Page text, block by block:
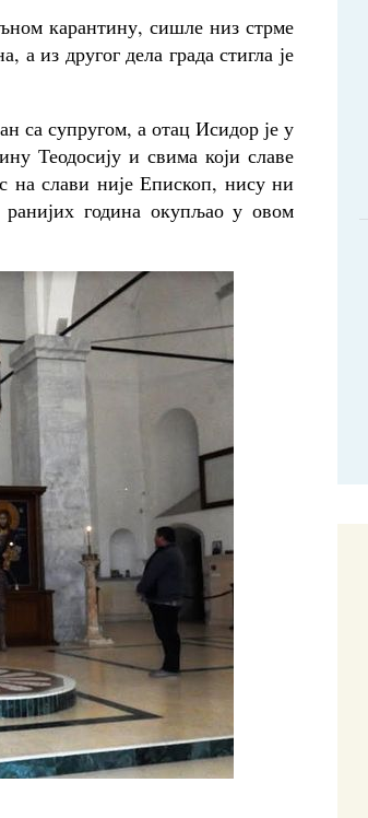
карантину, сишле низ стрме
из другог дела града стигла је
са супругом, а отац Исидор је у
Теодосију и свима који славе
на слави није Епископ, нису ни
година окупљао у овом